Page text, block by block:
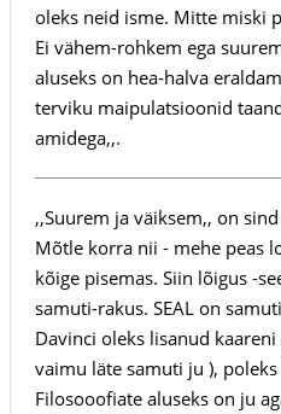
oleks neid isme. Mitte miski
Ei vähem-rohkem ega
aluseks on hea-halva
terviku maipulatsioonid
amidega,,.
,,Suurem ja väiksem,, on
Mõtle korra nii - mehe peas
kõige pisemas. Siin lõigus -
samuti-rakus. SEAL on
Davinci oleks lisanud
vaimu läte samuti ju ),
Filosooofiate aluseks on ju